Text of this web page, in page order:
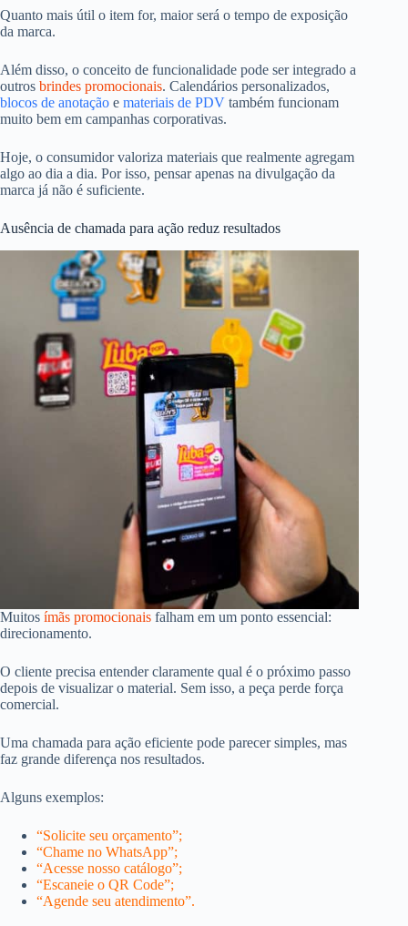
Quanto mais útil o item for, maior será o tempo de exposição
da marca.
Além disso, o conceito de funcionalidade pode ser integrado a
outros brindes promocionais. Calendários personalizados,
blocos de anotação e materiais de PDV também funcionam
muito bem em campanhas corporativas.
Hoje, o consumidor valoriza materiais que realmente agregam
algo ao dia a dia. Por isso, pensar apenas na divulgação da
marca já não é suficiente.
Ausência de chamada para ação reduz resultados
Muitos ímãs promocionais falham em um ponto essencial:
direcionamento.
O cliente precisa entender claramente qual é o próximo passo
depois de visualizar o material. Sem isso, a peça perde força
comercial.
Uma chamada para ação eficiente pode parecer simples, mas
faz grande diferença nos resultados.
Alguns exemplos:
“Solicite seu orçamento”;
“Chame no WhatsApp”;
“Acesse nosso catálogo”;
“Escaneie o QR Code”;
“Agende seu atendimento”.